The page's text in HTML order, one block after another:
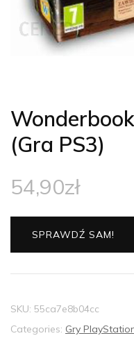
(Gra PS3)
54,90zł
SPRAWDŹ SAM!
SKU: 55ca7e8b04cc
Categories: Gry